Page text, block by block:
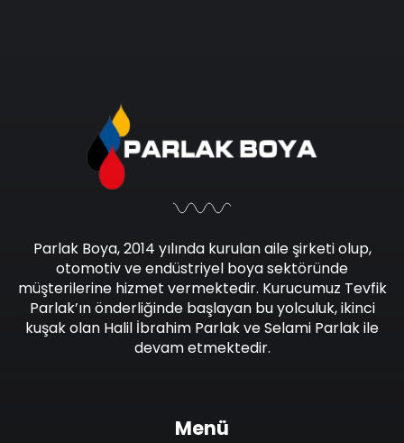
Parlak Boya, 2014 yılında kurulan aile şirketi olup,
otomotiv ve endüstriyel boya sektöründe
müşterilerine hizmet vermektedir. Kurucumuz Tevfik
Parlak’ın önderliğinde başlayan bu yolculuk, ikinci
kuşak olan Halil İbrahim Parlak ve Selami Parlak ile
devam etmektedir.
Menü